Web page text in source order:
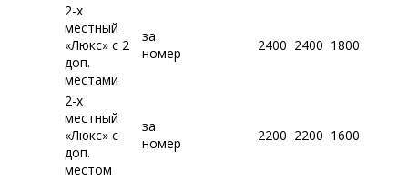
2-х
местный
«Люкс» с 2
доп.
местами
за
номер
2400 2400 1800
2-х
местный
«Люкс» с
доп.
местом
за
номер
2200 2200 1600